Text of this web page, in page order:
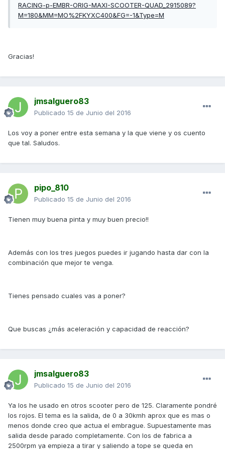
RACING-p-EMBR-ORIG-MAXI-SCOOTER-QUAD_2915089?
M=180&MM=MO%2FKYXC400&FG=-1&Type=M
Gracias!
jmsalguero83
Publicado 15 de Junio del 2016
Los voy a poner entre esta semana y la que viene y os cuento
que tal. Saludos.
pipo_810
Publicado 15 de Junio del 2016
Tienen muy buena pinta y muy buen precio!!
Además con los tres juegos puedes ir jugando hasta dar con la
combinación que mejor te venga.
Tienes pensado cuales vas a poner?
Que buscas ¿más aceleración y capacidad de reacción?
jmsalguero83
Publicado 15 de Junio del 2016
Ya los he usado en otros scooter pero de 125. Claramente pondré
los rojos. El tema es la salida, de 0 a 30kmh aprox que es mas o
menos donde creo que actua el embrague. Supuestamente mas
salida desde parado completamente. Con los de fabrica a
2500rpm ya empieza a tirar y saliendo a tope se queda en